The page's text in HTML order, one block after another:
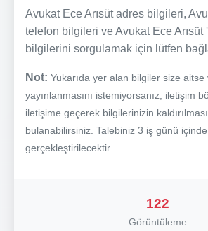
Avukat Ece Arısüt adres bilgileri,
telefon bilgileri ve Avukat Ece Arısüt
bilgilerini sorgulamak için lütfen
Not: Yukarıda yer alan bilgiler size
yayınlanmasını istemiyorsanız, iletişim
iletişime geçerek bilgilerinizin
bulanabilirsiniz. Talebiniz 3 iş günü içinde
gerçekleştirilecektir.
122
Görüntüleme